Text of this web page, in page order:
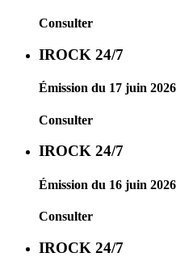
Consulter
IROCK 24/7
Émission du 17 juin 2026
Consulter
IROCK 24/7
Émission du 16 juin 2026
Consulter
IROCK 24/7